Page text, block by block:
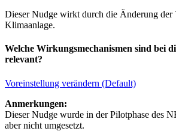
Dieser Nudge wirkt durch die Änderung der
Klimaanlage.
Welche Wirkungsmechanismen sind bei
relevant?
Voreinstellung verändern (Default)
Anmerkungen:
Dieser Nudge wurde in der Pilotphase des
aber nicht umgesetzt.